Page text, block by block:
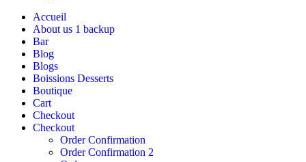
Accueil
About us 1 backup
Bar
Blog
Blogs
Boissions Desserts
Boutique
Cart
Checkout
Checkout
Order Confirmation
Order Confirmation 2